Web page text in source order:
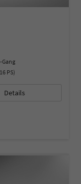
Gang
PS)
Details